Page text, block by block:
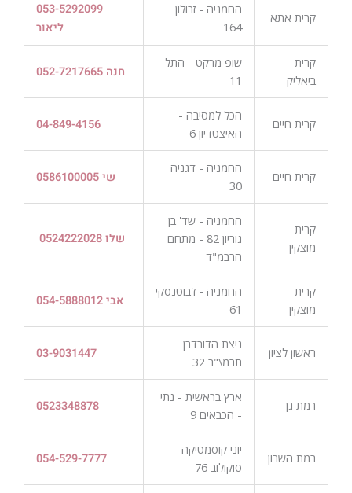
קרית אתא
החמניה - זבולון
164
053-5292099
ליאור
קרית
ביאליק
שופ מרקט - התל
11
052-7217665 חנה
קרית חיים
הכל למסיבה -
האיצטדיון 6
04-849-4156
קרית חיים
החמניה - דגניה
30
שי 0586100005
קרית
מוצקין
החמניה - שד' בן
גוריון 82 - מתחם
הרבמ"ד
שלו 0524222028
קרית
מוצקין
החמניה - ז'בוטנסקי
61
אבי 054-5888012
ראשון לציון
ניצת הדובדבן
תרמ\"ב 32
03-9031447
רמת גן
ארץ בראשית - נתי
- הכבאים 9
0523348878
רמת השרון
יוני קוסמטיקה -
סוקולוב 76
054-529-7777